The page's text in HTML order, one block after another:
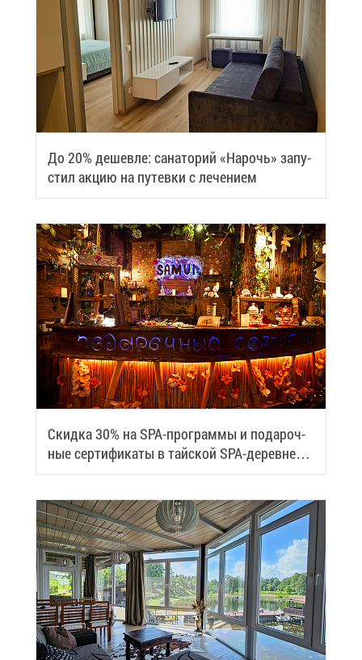
До 20% де­шев­ле: са­на­то­рий «На­рочь» за­пу­
стил ак­цию на пу­тев­ки с ле­че­ни­ем
Скид­ка 30% на SPA-про­грам­мы и по­да­роч­
ные сер­ти­фи­ка­ты в тай­ской SPA-де­ревне
Samui